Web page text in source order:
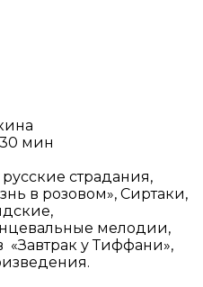
мин
русские страдания,
в розовом», Сиртаки,
мелодии,
у Тиффани»,